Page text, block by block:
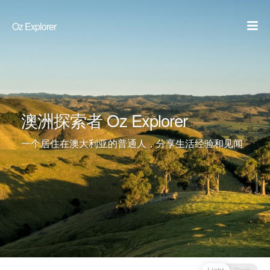
Oz Explorer
澳洲探索者 Oz Explorer
一个居住在澳大利亚的普通人，分享生活经验和见闻